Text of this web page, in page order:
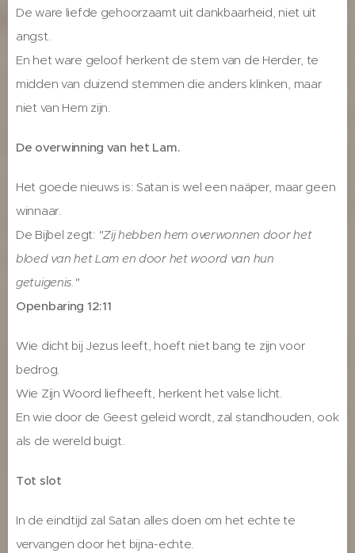
De ware liefde gehoorzaamt uit dankbaarheid, niet uit
angst.
En het ware geloof herkent de stem van de Herder, te
midden van duizend stemmen die anders klinken, maar
niet van Hem zijn.
De overwinning van het Lam.
Het goede nieuws is: Satan is wel een naäper, maar geen
winnaar.
De Bijbel zegt: "Zij hebben hem overwonnen door het
bloed van het Lam en door het woord van hun
getuigenis."
Openbaring 12:11
Wie dicht bij Jezus leeft, hoeft niet bang te zijn voor
bedrog.
Wie Zijn Woord liefheeft, herkent het valse licht.
En wie door de Geest geleid wordt, zal standhouden, ook
als de wereld buigt.
Tot slot
In de eindtijd zal Satan alles doen om het echte te
vervangen door het bijna-echte.